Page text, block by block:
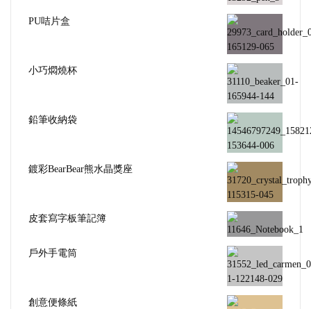
PU咭片盒
小巧燜燒杯
鉛筆收納袋
鍍彩BearBear熊水晶獎座
皮套寫字板筆記簿
戶外手電筒
創意便條紙